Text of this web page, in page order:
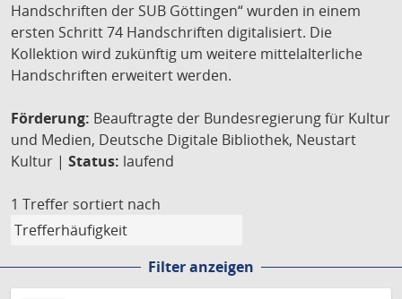
Handschriften der SUB Göttingen“ wurden in einem
ersten Schritt 74 Handschriften digitalisiert. Die
Kollektion wird zukünftig um weitere mittelalterliche
Handschriften erweitert werden.
Förderung: Beauftragte der Bundesregierung für Kultur
und Medien, Deutsche Digitale Bibliothek, Neustart
Kultur | Status: laufend
1 Treffer sortiert nach
Filter anzeigen